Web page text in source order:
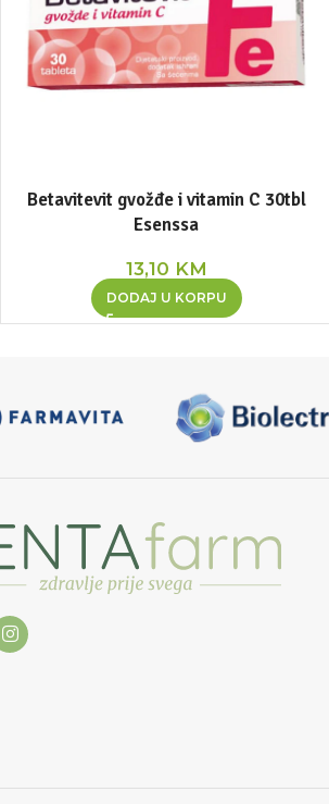
Betavitevit gvožđe i vitamin C 30tbl
Esenssa
13,10 KM
DODAJ U KORPU